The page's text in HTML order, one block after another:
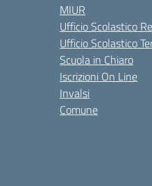
MIUR
Ufficio Scolastico
Ufficio Scolastico
Scuola in Chiaro
Iscrizioni On Line
Invalsi
Comune